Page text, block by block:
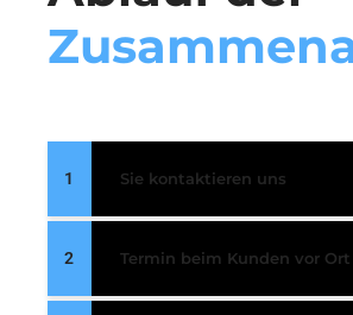
1 Sie kontaktieren uns
2 Termin beim Kunden vor Ort